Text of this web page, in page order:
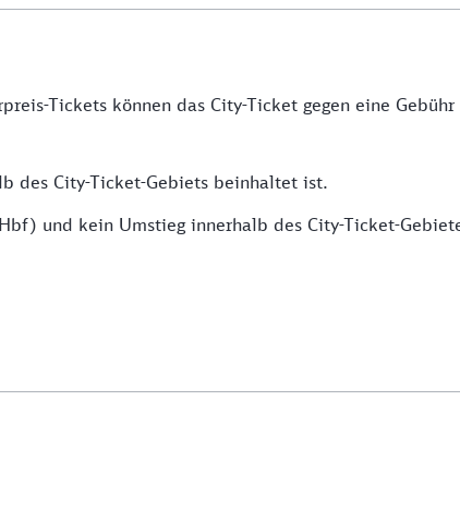
Tickets können das City-Ticket gegen eine
des City-Ticket-Gebiets beinhaltet ist.
und kein Umstieg innerhalb des City-Ticket-